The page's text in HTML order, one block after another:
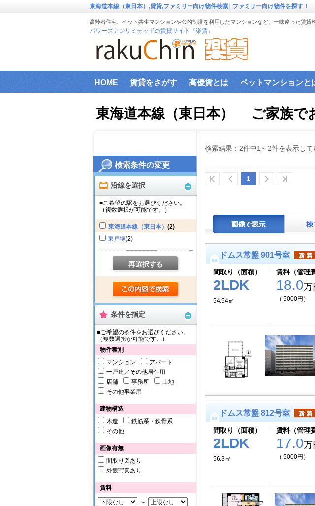
検索条件の変更
沿線を選択
■ご希望の駅をお選びください。
（複数選択が可能です。）
東海道本線（東日本） (2)
東戸塚(2)
再選択する
条件を指定
■ご希望の条件をお選びください。
（複数選択が可能です。）
物件種別
マンション
アパート
一戸建／その他居住用
店舗
事務所
土地
その他事業用
建物構造
木造
鉄筋系・鉄骨系
その他
画像有無
間取り図あり
外観写真あり
賃料
～
東海道本線（東日本）,賃貸,ファミリー向け物件検索│ファミリー向け物件を探す！
高齢者住宅、ペット共生マンションや公的制度を利用したマンションなど、一味違った賃
パワーズアンリミテッドの賃貸サイト『楽賃』
HOME 賃貸をさがす 高優賃とは ペットマンションと
『楽賃』賃貸物件エリアから検索 『楽賃』賃貸物件沿線か
インターネット設備事前確認サービス│賃貸建物で利用可能な
横浜市高齢者向け地域優良賃貸住宅
東海道本線（東日本） ご家族で
検索結果：2件中1～2件を表示して
1
ドムス常盤 901号室
間取り（面積）
2LDK
54.54㎡
賃料（管理
18.0万
（ 5000円）
ドムス常盤 812号室
間取り（面積）
2LDK
56.3㎡
賃料（管理
17.0万
（ 5000円）